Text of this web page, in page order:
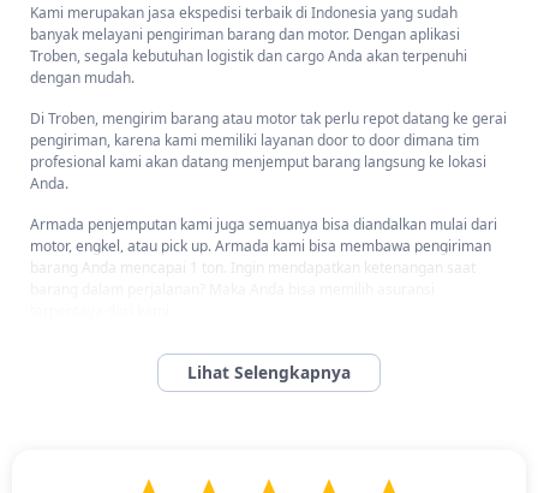
Kami merupakan jasa ekspedisi terbaik di Indonesia yang sudah
banyak melayani pengiriman barang dan motor. Dengan aplikasi
Troben, segala kebutuhan logistik dan cargo Anda akan terpenuhi
dengan mudah.
Di Troben, mengirim barang atau motor tak perlu repot datang ke gerai
pengiriman, karena kami memiliki layanan door to door dimana tim
profesional kami akan datang menjemput barang langsung ke lokasi
Anda.
Armada penjemputan kami juga semuanya bisa diandalkan mulai dari
motor, engkel, atau pick up. Armada kami bisa membawa pengiriman
barang Anda mencapai 1 ton. Ingin mendapatkan ketenangan saat
Rasakan segala kemudahan dalam mengirim barang bersama layanan
Troben Pack dari Troben sekarang!